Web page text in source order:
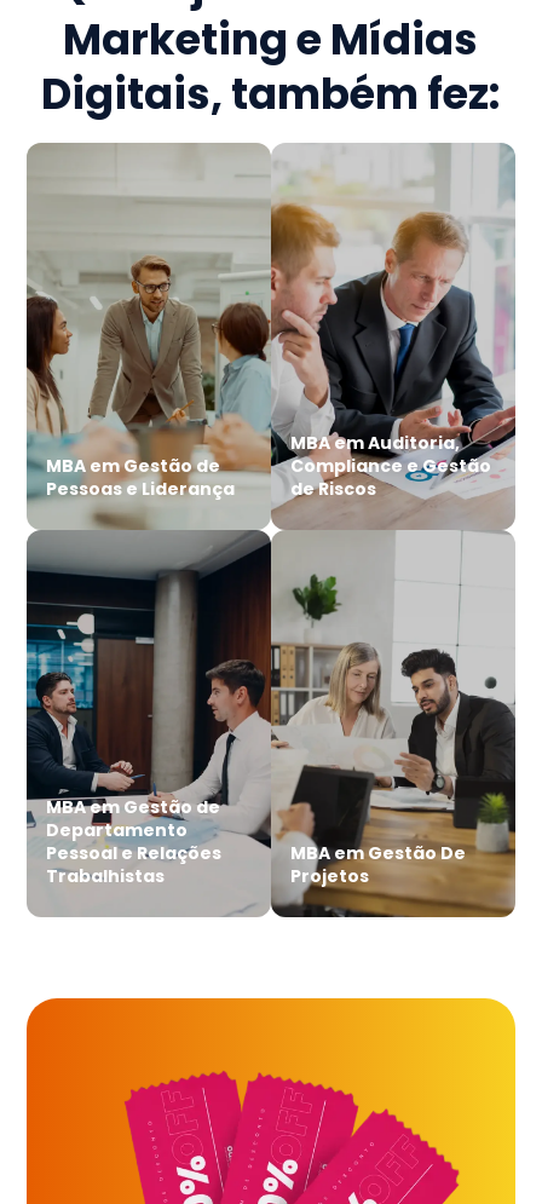
Marketing e Mídias
Digitais, também fez:
MBA em Gestão de
Pessoas e Liderança
MBA em Auditoria,
Compliance e Gestão
de Riscos
MBA em Gestão de
Departamento
Pessoal e Relações
Trabalhistas
MBA em Gestão De
Projetos